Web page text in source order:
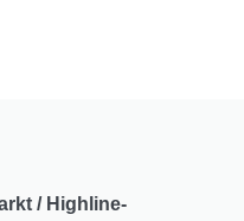
/ Highline-